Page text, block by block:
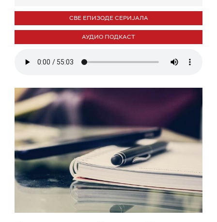
СВЕ ЕПИЗОДЕ СЕРИЈАЛА
АУДИО ПОДКАСТ